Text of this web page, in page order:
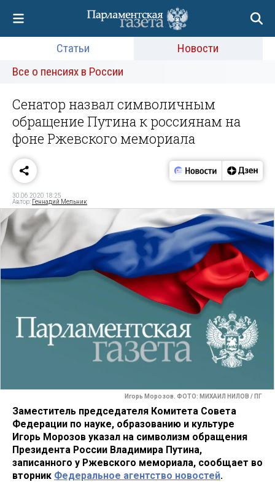
Статьи
Новости
Все о пенсиях в России
Сенатор назвал символичным
обращение Путина к россиянам на
фоне Ржевского мемориала
30.06.2020 18:25
Автор: Геннадий Мельник
Игорь Морозов. ФОТО: МИХАИЛ НИЛОВ / ПГ
Заместитель председателя Комитета Совета
Федерации по науке, образованию и культуре
Игорь Морозов указал на символизм обращения
Президента России Владимира Путина,
записанного у Ржевского мемориала, сообщает во
вторник Федеральное агентство новостей.